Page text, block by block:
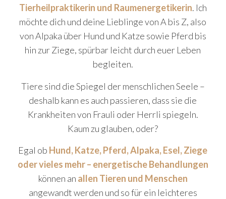
Tierheilpraktikerin und Raumenergetikerin. Ich
möchte dich und deine Lieblinge von A bis Z, also
von Alpaka über Hund und Katze sowie Pferd bis
hin zur Ziege, spürbar leicht durch euer Leben
begleiten.
Tiere sind die Spiegel der menschlichen Seele –
deshalb kann es auch passieren, dass sie die
Krankheiten von Frauli oder Herrli spiegeln.
Kaum zu glauben, oder?
Egal ob Hund, Katze, Pferd, Alpaka, Esel, Ziege
oder vieles mehr – energetische Behandlungen
können an allen Tieren und Menschen
angewandt werden und so für ein leichteres